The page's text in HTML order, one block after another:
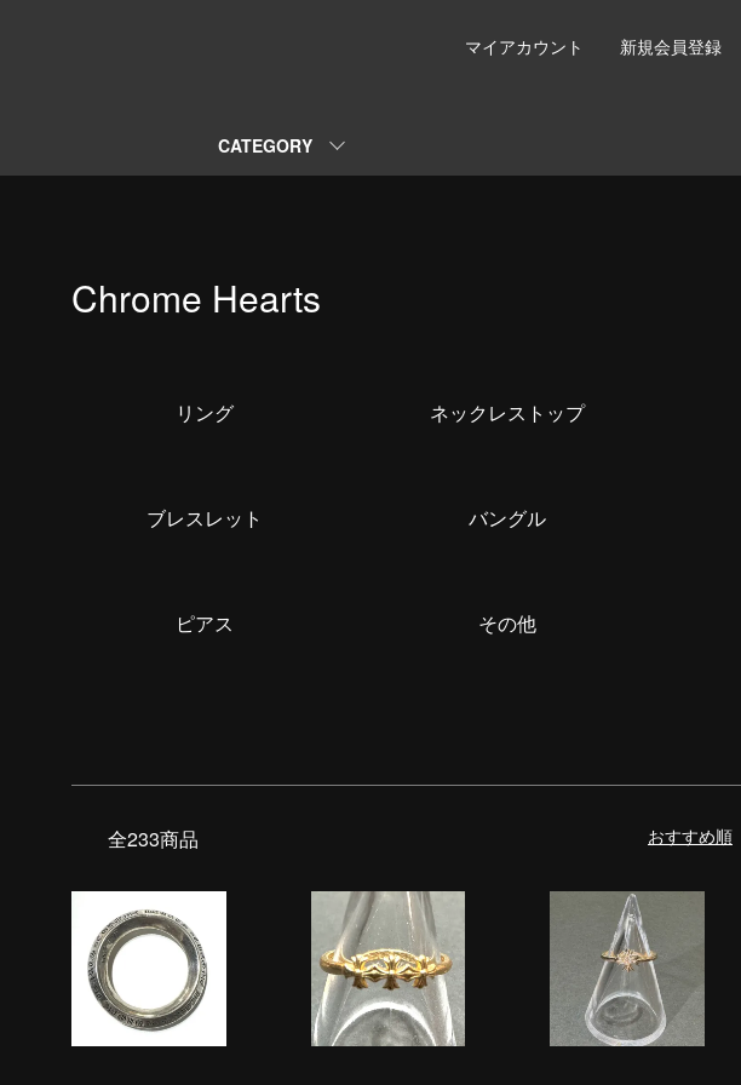
CATEGORY
マイアカウント 新規会員登録
Chrome Hearts
リング
ネックレストップ
ブレスレット バングル
ピアス その他
全233商品 おすすめ順